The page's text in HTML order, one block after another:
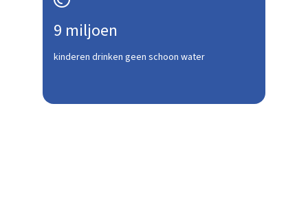
9 miljoen
kinderen drinken geen schoon water